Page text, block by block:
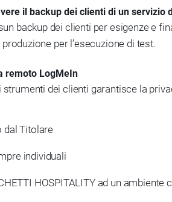
il backup dei clienti di un servizio
backup dei clienti per esigenze e
per l’esecuzione di test.
remoto LogMeIn
dei clienti garantisce la
dal Titolare
individuali
HOSPITALITY ad un